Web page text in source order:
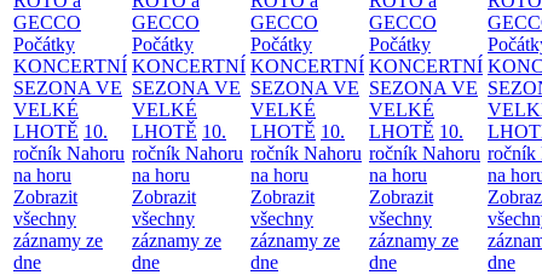
GECCO
Počátky
KONCERTNÍ
SEZONA VE
VELKÉ
LHOTĚ 10.
ročník Nahoru
na horu
Zobrazit
všechny
záznamy ze
dne
GECCO
Počátky
KONCERTNÍ
SEZONA VE
VELKÉ
LHOTĚ 10.
ročník Nahoru
na horu
Zobrazit
všechny
záznamy ze
dne
GECCO
Počátky
KONCERTNÍ
SEZONA VE
VELKÉ
LHOTĚ 10.
ročník Nahoru
na horu
Zobrazit
všechny
záznamy ze
dne
GECCO
Počátky
KONCERTNÍ
SEZONA VE
VELKÉ
LHOTĚ 10.
ročník Nahoru
na horu
Zobrazit
všechny
záznamy ze
dne
ročník
na
dne